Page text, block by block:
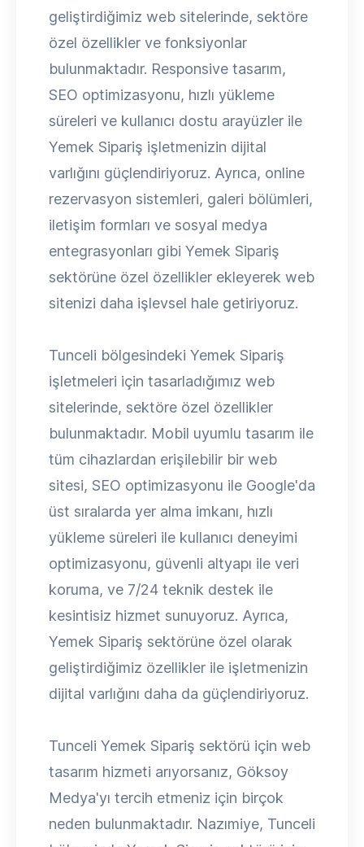
geliştirdiğimiz web sitelerinde, sektöre
özel özellikler ve fonksiyonlar
bulunmaktadır. Responsive tasarım,
SEO optimizasyonu, hızlı yükleme
süreleri ve kullanıcı dostu arayüzler ile
Yemek Sipariş işletmenizin dijital
varlığını güçlendiriyoruz. Ayrıca, online
rezervasyon sistemleri, galeri bölümleri,
iletişim formları ve sosyal medya
entegrasyonları gibi Yemek Sipariş
sektörüne özel özellikler ekleyerek web
sitenizi daha işlevsel hale getiriyoruz.
Tunceli bölgesindeki Yemek Sipariş
işletmeleri için tasarladığımız web
sitelerinde, sektöre özel özellikler
bulunmaktadır. Mobil uyumlu tasarım ile
tüm cihazlardan erişilebilir bir web
sitesi, SEO optimizasyonu ile Google'da
üst sıralarda yer alma imkanı, hızlı
yükleme süreleri ile kullanıcı deneyimi
optimizasyonu, güvenli altyapı ile veri
koruma, ve 7/24 teknik destek ile
kesintisiz hizmet sunuyoruz. Ayrıca,
Yemek Sipariş sektörüne özel olarak
geliştirdiğimiz özellikler ile işletmenizin
dijital varlığını daha da güçlendiriyoruz.
Tunceli Yemek Sipariş sektörü için web
tasarım hizmeti arıyorsanız, Göksoy
Medya'yı tercih etmeniz için birçok
neden bulunmaktadır. Nazımiye, Tunceli